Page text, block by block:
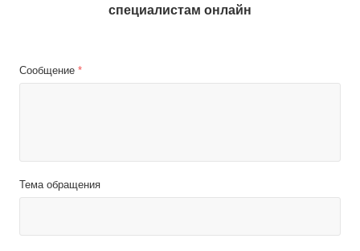
специалистам онлайн
Сообщение *
Тема обращения